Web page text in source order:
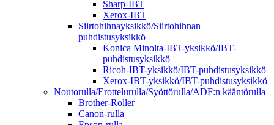
Sharp-IBT
Xerox-IBT
Siirtohihnayksikkö/Siirtohihnan
puhdistusyksikkö
Konica Minolta-IBT-yksikkö/IBT-
puhdistusyksikkö
Ricoh-IBT-yksikkö/IBT-puhdistusyksikkö
Xerox-IBT-yksikkö/IBT-puhdistusyksikkö
Noutorulla/Erottelurulla/Syöttörulla/ADF:n kääntörulla
Brother-Roller
Canon-rulla